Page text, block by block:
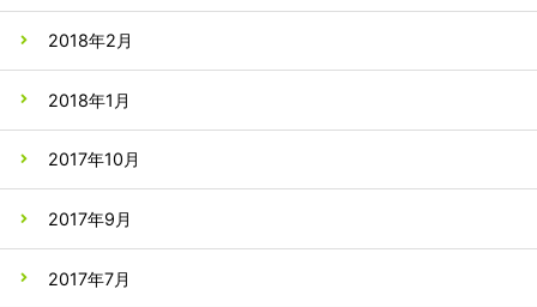
2018年2月
2018年1月
2017年10月
2017年9月
2017年7月